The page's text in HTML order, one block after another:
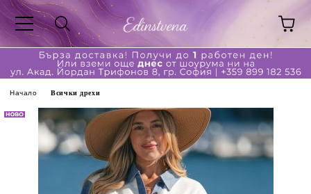
Начало Всички дрехи